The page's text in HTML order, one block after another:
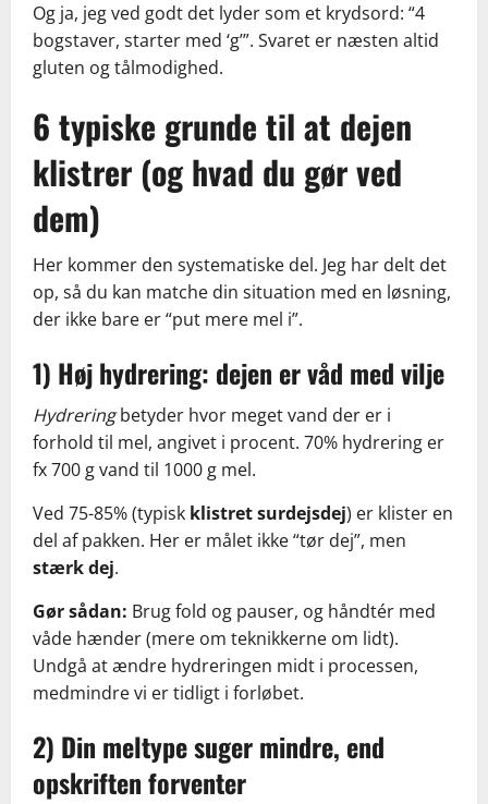
Og ja, jeg ved godt det lyder som et krydsord: “4
bogstaver, starter med ‘g’”. Svaret er næsten altid
gluten og tålmodighed.
6 typiske grunde til at dejen
klistrer (og hvad du gør ved
dem)
Her kommer den systematiske del. Jeg har delt det
op, så du kan matche din situation med en løsning,
der ikke bare er “put mere mel i”.
1) Høj hydrering: dejen er våd med vilje
Hydreringbetyder hvor meget vand der er i
forhold til mel, angivet i procent. 70% hydrering er
fx 700 g vand til 1000 g mel.
Ved 75-85% (typisk klistret surdejsdej) er klister en
del af pakken. Her er målet ikke “tør dej”, men
stærk dej.
Gør sådan: Brug fold og pauser, og håndtér med
våde hænder (mere om teknikkerne om lidt).
Undgå at ændre hydreringen midt i processen,
medmindre vi er tidligt i forløbet.
2) Din meltype suger mindre, end
opskriften forventer